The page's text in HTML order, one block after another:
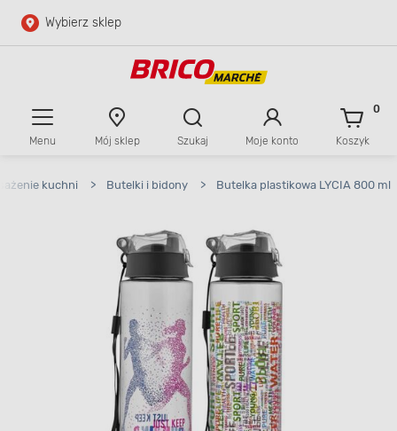
Przejdź do głównej zawartości
Wybierz sklep
Menu Mój sklep Szukaj Moje konto Koszyk
0
kuchni > Butelki i bidony > Butelka plastikowa LYCIA 800 ml